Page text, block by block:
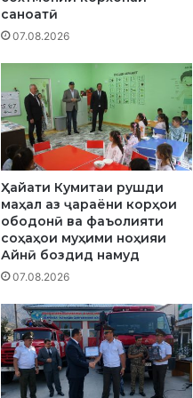
саноатӣ
07.08.2026
Ҳайати Кумитаи рушди
маҳал аз ҷараёни корҳои
ободонӣ ва фаъолияти
соҳаҳои муҳими ноҳияи
Айнӣ боздид намуд
07.08.2026